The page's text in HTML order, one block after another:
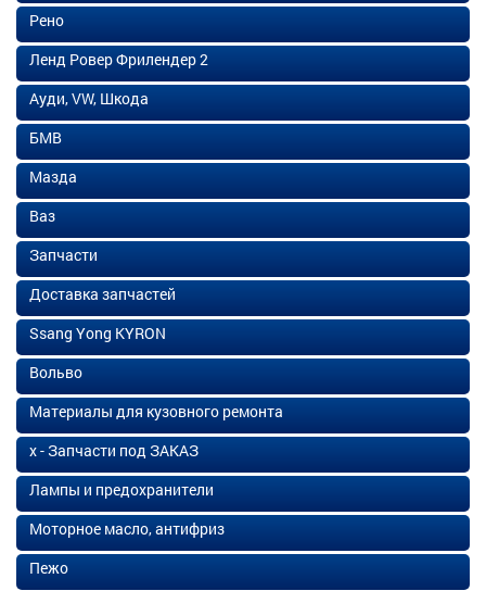
Рено
Ленд Ровер Фрилендер 2
Ауди, VW, Шкода
БМВ
Мазда
Ваз
Запчасти
Доставка запчастей
Ssang Yong KYRON
Вольво
Материалы для кузовного ремонта
х - Запчасти под ЗАКАЗ
Лампы и предохранители
Моторное масло, антифриз
Пежо